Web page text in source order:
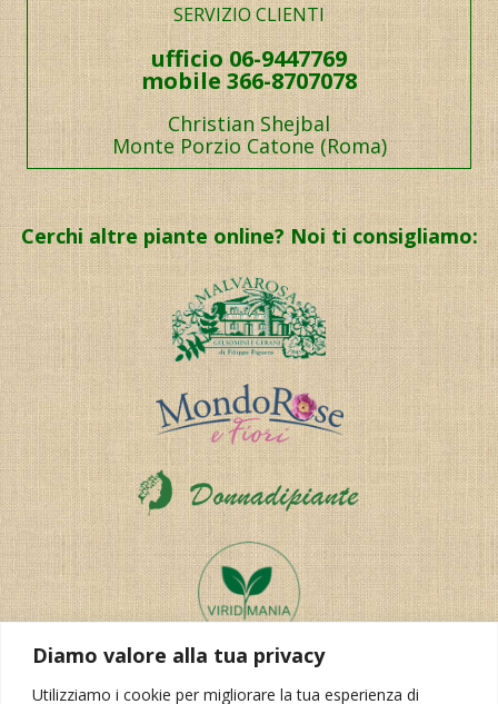
Diamo valore alla tua privacy
Utilizziamo i cookie per migliorare la tua esperienza di
SERVIZIO CLIENTI
ufficio 06-9447769
mobile 366-8707078
Christian Shejbal
Monte Porzio Catone (Roma)
Cerchi altre piante online? Noi ti consigliamo: